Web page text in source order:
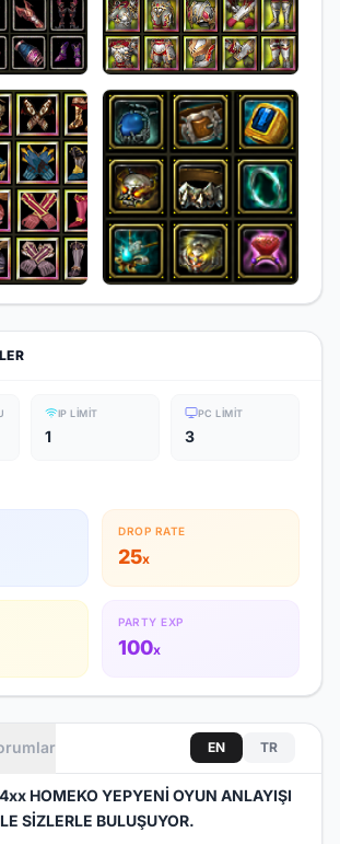
IP LIMIT
1
PC LIMIT
3
DROP RATE
25x
PARTY EXP
100x
EN TR
HOMEKO YEPYENİ OYUN ANLAYIŞI
SİZLERLE BULUŞUYOR.